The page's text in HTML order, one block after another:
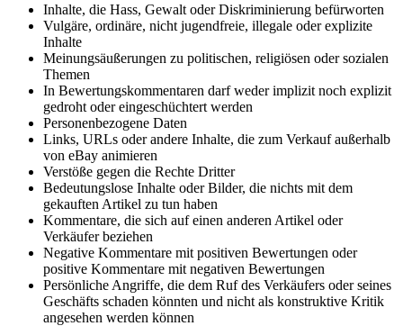
Inhalte, die Hass, Gewalt oder Diskriminierung befürworten
Vulgäre, ordinäre, nicht jugendfreie, illegale oder explizite
Inhalte
Meinungsäußerungen zu politischen, religiösen oder sozialen
Themen
In Bewertungskommentaren darf weder implizit noch explizit
gedroht oder eingeschüchtert werden
Personenbezogene Daten
Links, URLs oder andere Inhalte, die zum Verkauf außerhalb
von eBay animieren
Verstöße gegen die Rechte Dritter
Bedeutungslose Inhalte oder Bilder, die nichts mit dem
gekauften Artikel zu tun haben
Kommentare, die sich auf einen anderen Artikel oder
Verkäufer beziehen
Negative Kommentare mit positiven Bewertungen oder
positive Kommentare mit negativen Bewertungen
Persönliche Angriffe, die dem Ruf des Verkäufers oder seines
Geschäfts schaden könnten und nicht als konstruktive Kritik
angesehen werden können